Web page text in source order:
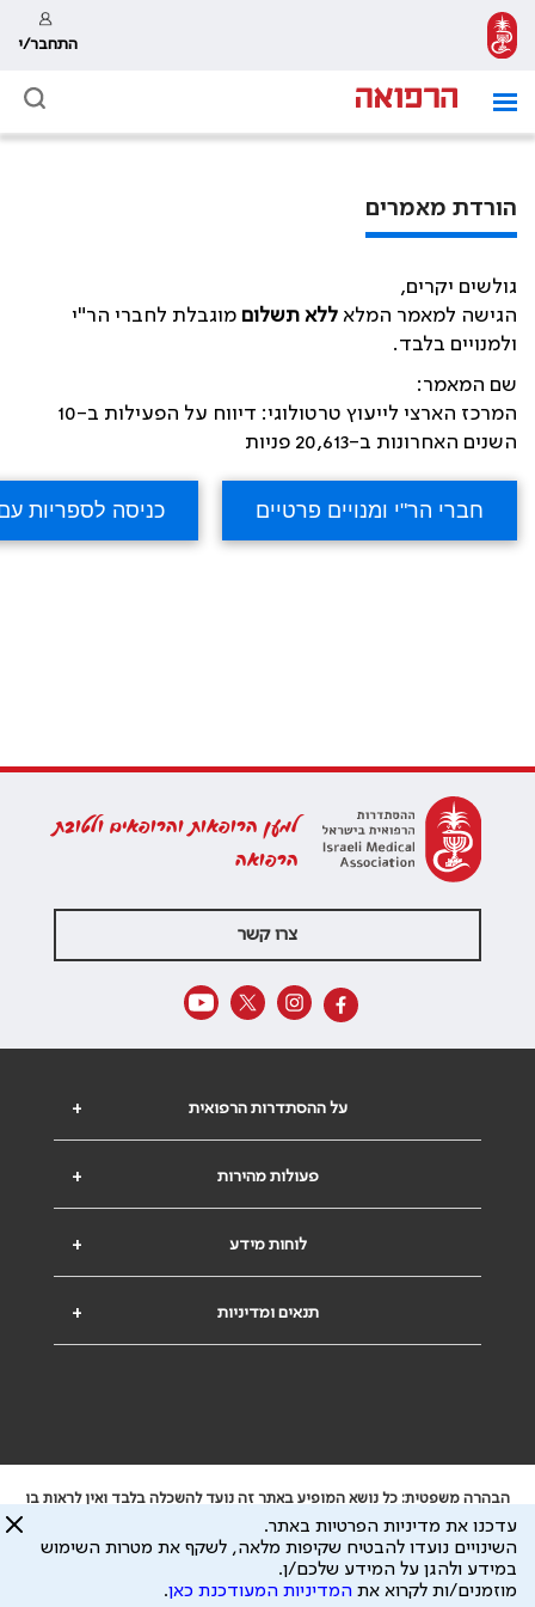
התחבר/י
הורדת מאמרים
גולשים יקרים,
הגישה למאמר המלא ללא תשלום מוגבלת לחברי הר"י
ולמנויים בלבד.
שם המאמר:
המרכז הארצי לייעוץ טרטולוגי: דיווח על הפעילות ב-10
השנים האחרונות ב-20,613 פניות
למען הרופאות והרופאים ולטובת
הרפואה
צרו קשר
+ על ההסתדרות הרפואית
+ פעולות מהירות
+ לוחות מידע
+ תנאים ומדיניות
הבהרה משפטית: כל נושא המופיע באתר זה נועד להשכלה בלבד ואין לראות בו
ייעוץ רפואי או משפטי. אין הר"י אחראית לתוכן המתפרסם באתר זה ולכל נזק
שעלול להיגרם.
ידוע לי שהר"י אוספת ושומרת מידע אישי לצורך מתן השרות וכי חלק ממנו עשוי
להיות מועבר לצדדים שלישיים, הכל בכפוף למדיניות הפרטיות
עדכנו את מדיניות הפרטיות באתר.
השינויים נועדו להבטיח שקיפות מלאה, לשקף את מטרות השימוש
במידע ולהגן על המידע שלכם/ן.
מוזמנים/ות לקרוא את המדיניות המעודכנת כאן.